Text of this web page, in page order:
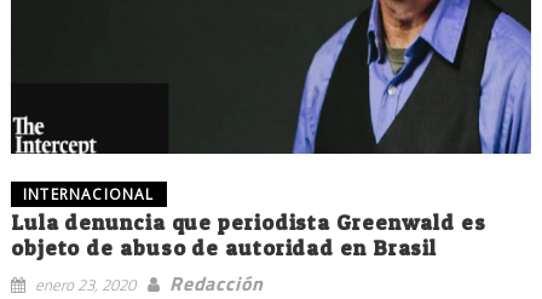
INTERNACIONAL
Lula denuncia que periodista Greenwald es
objeto de abuso de autoridad en Brasil
enero 23, 2020
Redacción